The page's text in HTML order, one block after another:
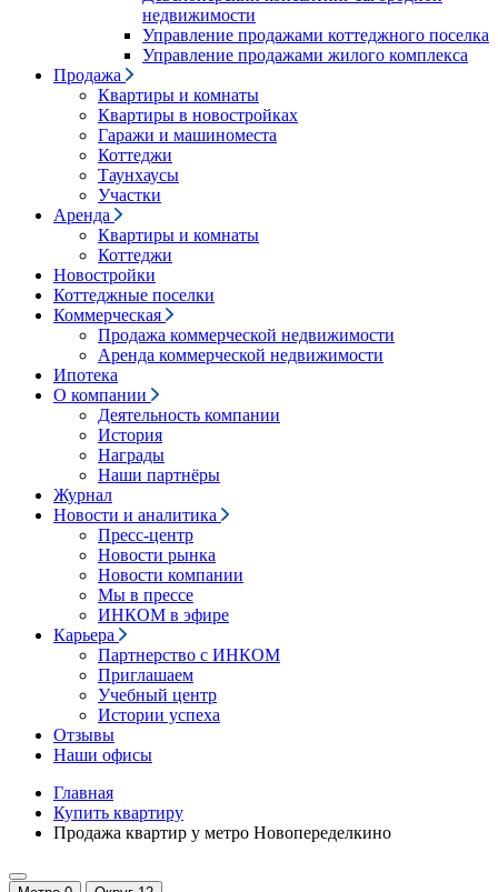
недвижимости
Управление продажами коттеджного поселка
Управление продажами жилого комплекса
Продажа
Квартиры и комнаты
Квартиры в новостройках
Гаражи и машиноместа
Коттеджи
Таунхаусы
Участки
Аренда
Квартиры и комнаты
Коттеджи
Новостройки
Коттеджные поселки
Коммерческая
Продажа коммерческой недвижимости
Аренда коммерческой недвижимости
Ипотека
О компании
Деятельность компании
История
Награды
Наши партнёры
Журнал
Новости и аналитика
Пресс-центр
Новости рынка
Новости компании
Мы в прессе
ИНКОМ в эфире
Карьера
Партнерство с ИНКОМ
Приглашаем
Учебный центр
Истории успеха
Отзывы
Наши офисы
Главная
Купить квартиру
Продажа квартир у метро Новопеределкино